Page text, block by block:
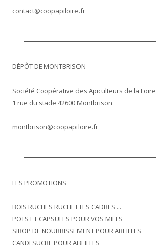
contact@coopapiloire.fr
DÉPÔT DE MONTBRISON
Société Coopérative des Apiculteurs de la Loire
1 rue du stade 42600 Montbrison
montbrison@coopapiloire.fr
LES PROMOTIONS
BOIS RUCHES RUCHETTES CADRES ...
POTS ET CAPSULES POUR VOS MIELS
SIROP DE NOURRISSEMENT POUR ABEILLES
CANDI SUCRE POUR ABEILLES